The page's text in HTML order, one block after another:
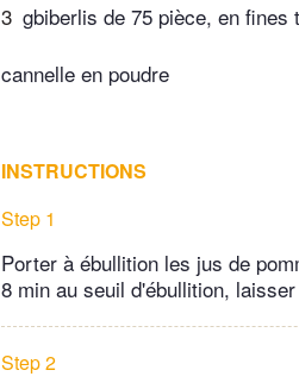
3 gbiberlis de 75 pièce, en fines
cannelle en poudre
INSTRUCTIONS
Step 1
Porter à ébullition les jus de
8 min au seuil d'ébullition,
Step 2